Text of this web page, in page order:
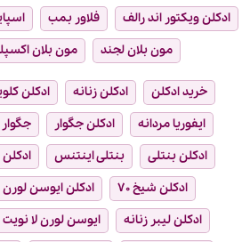
ادکلن ویکتور اند رالف
فلاور بمب
مون بلان لجند
مون بلان
خرید ادکلن ادکلن زنانه ادکلن
ایفوریا مردانه
ادکلن جگوار
ادکلن بنتلی
بنتلی اینتنس
ادکلن شیخ ۷۰
ادکلن ایوسن لورن
ادکلن لیبر زنانه
ایوسن لورن لا نویت